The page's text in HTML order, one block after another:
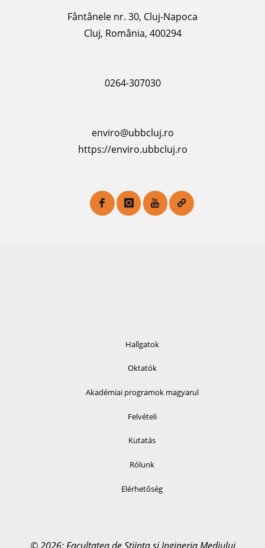
Fântânele nr. 30, Cluj-Napoca
Cluj, România, 400294
0264-307030
enviro@ubbcluj.ro
https://enviro.ubbcluj.ro
Hallgatok
Oktatók
Akadémiai programok magyarul
Felvételi
Kutatás
Rólunk
Elérhetőség